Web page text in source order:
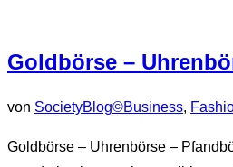
Goldbörse –
von SocietyBlog©Business,
Goldbörse – Uhrenbörse –